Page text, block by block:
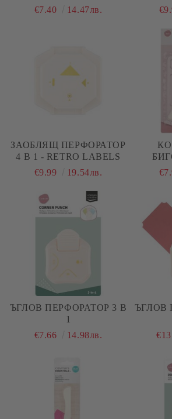
NOTCH
€7.40 14.47лв.
ЗАОБЛЯЩ ПЕРФОРАТОР
4 В 1 - RETRO LABELS
€9.99
19.54лв.
ЪГЛОВ ПЕРФОРАТОР 3 В
1
€7.66
14.98лв.
ЪГЛОВ